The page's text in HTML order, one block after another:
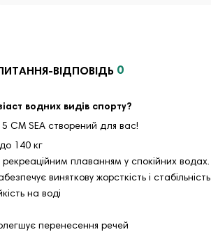
ВІДПОВІДЬ 0
водних видів спорту?
СМ SEA створений для вас!
140 кг
плаванням у спокійних водах.
виняткову жорсткість і стабільність
на воді
перенесення речей